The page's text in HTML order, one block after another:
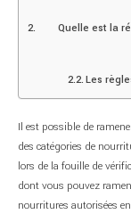
Quelle est la
Les
Il est possible de
des catégories de
lors de la fouille de
dont vous pouvez
nourritures autorisées